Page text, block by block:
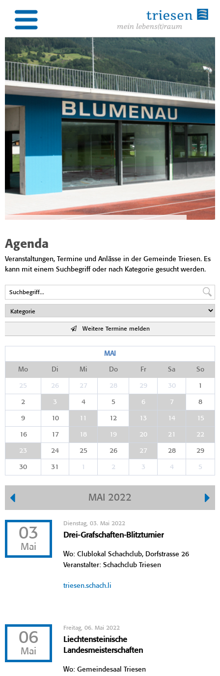
Agenda
Veranstaltungen, Termine und Anlässe in der Gemeinde Triesen. Es
kann mit einem Suchbegriff oder nach Kategorie gesucht werden.
Weitere Termine melden
MAI
Mo Di Mi Do Fr Sa So
25 26 27 28 29 30 1
2 3 4 5 6 7 8
9 10 11 12 13 14 15
16 17 18 19 20 21 22
23 24 25 26 27 28 29
30 31 1 2 3 4 5
MAI 2022
03
Mai
Dienstag, 03. Mai 2022
Drei-Grafschaften-Blitzturnier
Wo: Clublokal Schachclub, Dorfstrasse 26
Veranstalter: Schachclub Triesen
triesen.schach.li
06
Mai
Freitag, 06. Mai 2022
Liechtensteinische
Landesmeisterschaften
Wo: Gemeindesaal Triesen